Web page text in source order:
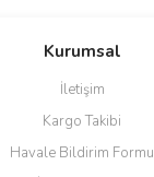
Kurumsal
İletişim
Kargo Takibi
Havale Bildirim Formu